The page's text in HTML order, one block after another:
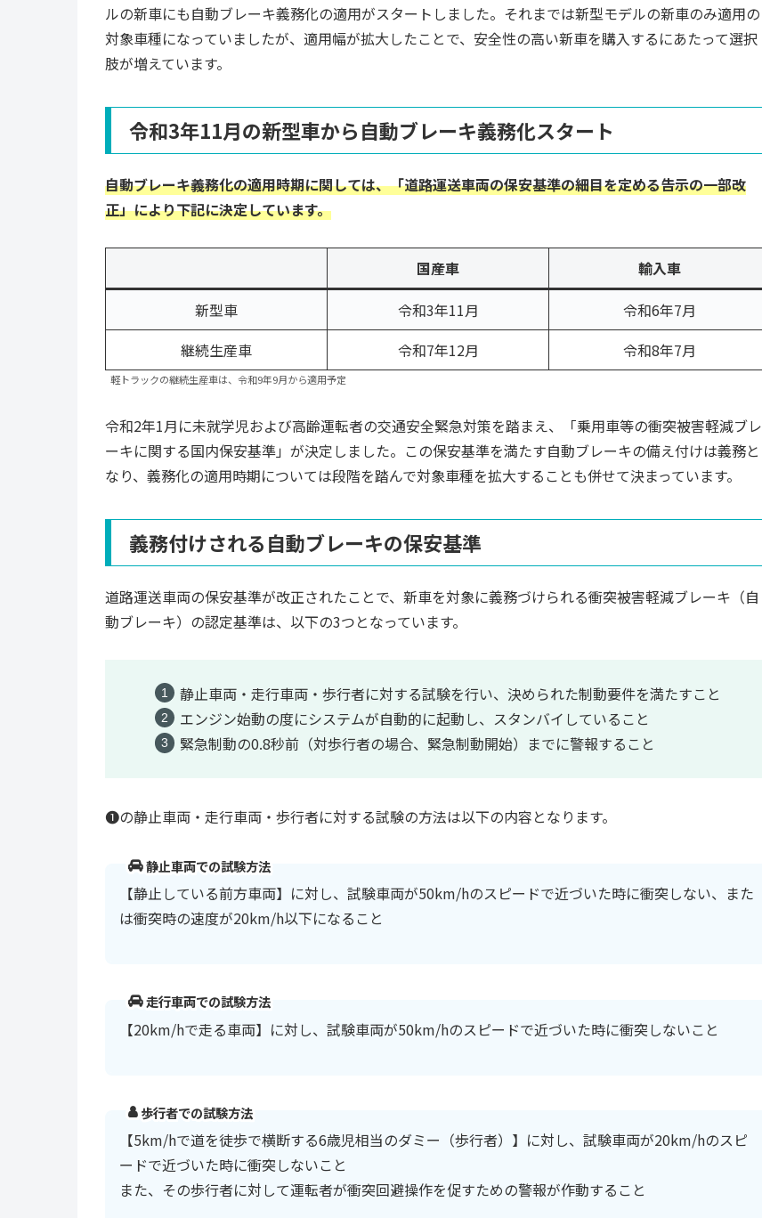
ルの新車にも自動ブレーキ義務化の適用がスタートしました。それまでは新型モデルの新車のみ適用の
対象車種になっていましたが、適用幅が拡大したことで、安全性の高い新車を購入するにあたって選択
肢が増えています。
令和3年11月の新型車から自動ブレーキ義務化スタート
自動ブレーキ義務化の適用時期に関しては、「道路運送車両の保安基準の細目を定める告示の一部改
正」により下記に決定しています。
国産車
輸入車
新型車
令和3年11月
令和6年7月
継続生産車
令和7年12月 令和8年7月
軽トラックの継続生産車は、令和9年9月から適用予定
令和2年1月に未就学児および高齢運転者の交通安全緊急対策を踏まえ、「乗用車等の衝突被害軽減ブレ
ーキに関する国内保安基準」が決定しました。この保安基準を満たす自動ブレーキの備え付けは義務と
なり、義務化の適用時期については段階を踏んで対象車種を拡大することも併せて決まっています。
義務付けされる自動ブレーキの保安基準
道路運送車両の保安基準が改正されたことで、新車を対象に義務づけられる衝突被害軽減ブレーキ（自
動ブレーキ）の認定基準は、以下の3つとなっています。
静止車両・走行車両・歩行者に対する試験を行い、決められた制動要件を満たすこと
エンジン始動の度にシステムが自動的に起動し、スタンバイしていること
緊急制動の0.8秒前（対歩行者の場合、緊急制動開始）までに警報すること
➊の静止車両・走行車両・歩行者に対する試験の方法は以下の内容となります。
静止車両での試験方法
【静止している前方車両】に対し、試験車両が50km/hのスピードで近づいた時に衝突しない、また
は衝突時の速度が20km/h以下になること
走行車両での試験方法
【20km/hで走る車両】に対し、試験車両が50km/hのスピードで近づいた時に衝突しないこと
歩行者での試験方法
【5km/hで道を徒歩で横断する6歳児相当のダミー（歩行者）】に対し、試験車両が20km/hのスピ
ードで近づいた時に衝突しないこと
また、その歩行者に対して運転者が衝突回避操作を促すための警報が作動すること